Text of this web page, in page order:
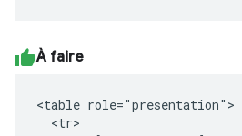
À faire
<table role="presentation">
  <tr>